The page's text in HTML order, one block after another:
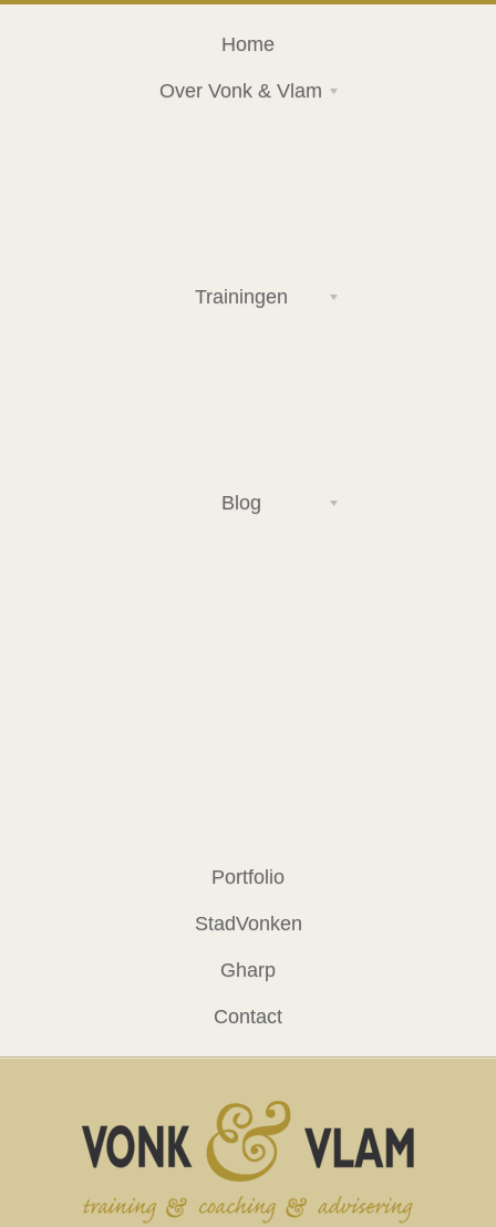
Home
Over Vonk & Vlam
Trainingen
Blog
Portfolio
StadVonken
Gharp
Contact